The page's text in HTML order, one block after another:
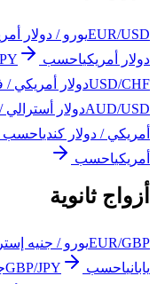
EUR/USDيورو / دولار
دولار أمريكياحسب
USD/CHFدولار أمريكي
AUD/USDدولار أسترالي
أمريكي / دولار كندياحسب
أمريكياحسب
أزواج ثانوية
EUR/GBPيورو / جنيه
يابانياحسب GBP/JPY